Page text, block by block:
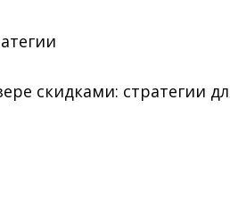
скидками: стратегии